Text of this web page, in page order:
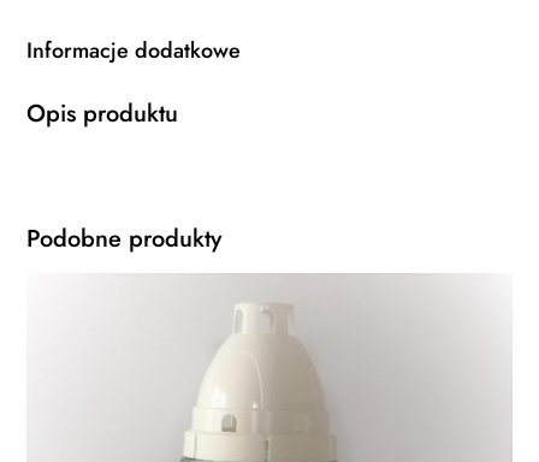
Informacje dodatkowe
Opis produktu
Podobne produkty